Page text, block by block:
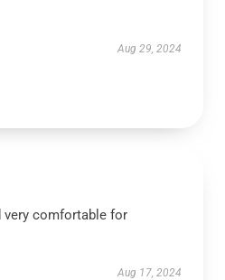
Aug 29, 2024
very comfortable for
Aug 17, 2024